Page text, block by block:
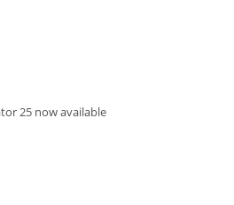
25 now available